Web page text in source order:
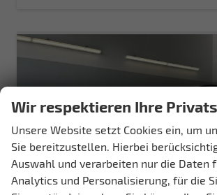
Wir respektieren Ihre
Unsere Website setzt Cookies ein, um
Sie bereitzustellen. Hierbei
Auswahl und verarbeiten nur die Daten
Analytics und Personalisierung, für die